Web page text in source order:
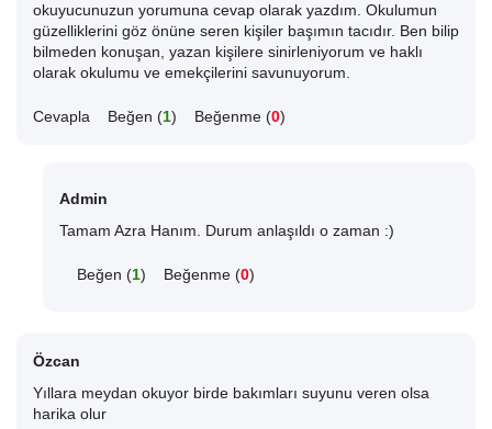
okuyucunuzun yorumuna cevap olarak yazdım. Okulumun
güzelliklerini göz önüne seren kişiler başımın tacıdır. Ben bilip
bilmeden konuşan, yazan kişilere sinirleniyorum ve haklı
olarak okulumu ve emekçilerini savunuyorum.
Cevapla Beğen (1) Beğenme (0)
Admin
Tamam Azra Hanım. Durum anlaşıldı o zaman :)
Beğen (1) Beğenme (0)
Özcan
Yıllara meydan okuyor birde bakımları suyunu veren olsa
harika olur